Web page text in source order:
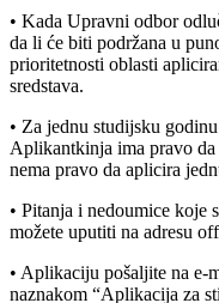
• Kada Upravni odbor
da li će biti podržana u
prioritetnosti oblasti
sredstava.
• Za jednu studijsku
Aplikantkinja ima pravo da
nema pravo da aplicira
• Pitanja i nedoumice koje
možete uputiti na adresu
• Aplikaciju pošaljite na e-
naznakom “Aplikacija za